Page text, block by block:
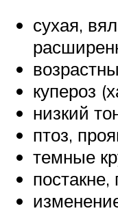
сухая,
купероз
низкий
птоз,
темные